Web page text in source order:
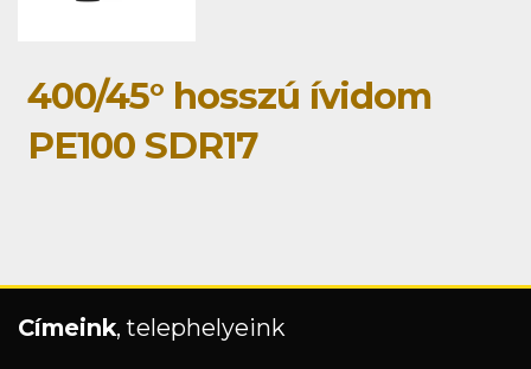
400/45° hosszú ívidom
PE100 SDR17
Címeink, telephelyeink